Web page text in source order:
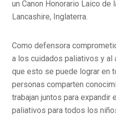
un Canon Honorario Laico de
Lancashire, Inglaterra.
Como defensora
a los cuidados paliativos y al
que esto se puede lograr en
personas comparten
trabajan juntos para expandir
paliativos para todos los